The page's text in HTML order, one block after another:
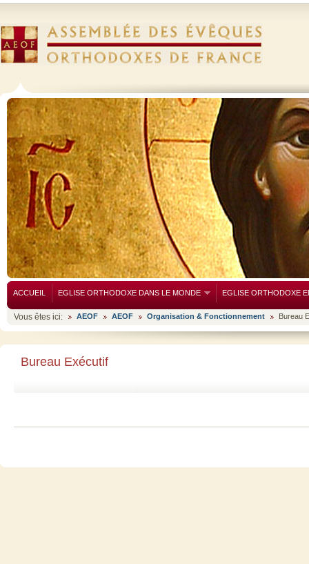
ACCUEIL EGLISE ORTHODOXE DANS LE MONDE EGLISE ORTHODOXE
Vous êtes ici: AEOF AEOF Organisation & Fonctionnement Bureau
Bureau Exécutif